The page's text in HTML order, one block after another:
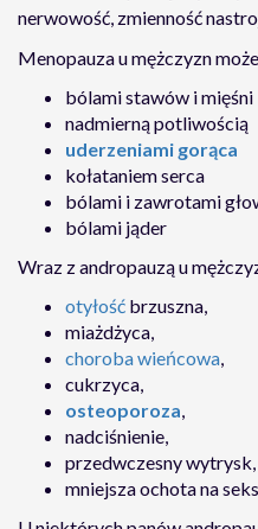
nerwowość, zmienność
Menopauza u mężczyzn
bólami stawów i mięśni
nadmierną potliwością
uderzeniami gorąca
kołataniem serca
bólami i zawrotami
bólami jąder
Wraz z andropauzą u
otyłość brzuszna,
miażdżyca,
choroba wieńcowa,
cukrzyca,
osteoporoza,
nadciśnienie,
przedwczesny wytrysk,
mniejsza ochota na